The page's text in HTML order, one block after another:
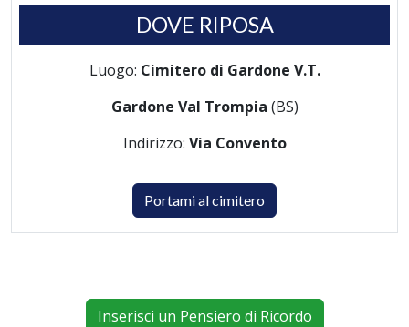
DOVE RIPOSA
Luogo: Cimitero di Gardone V.T.
Gardone Val Trompia (BS)
Indirizzo: Via Convento
Portami al cimitero
Inserisci un Pensiero di Ricordo